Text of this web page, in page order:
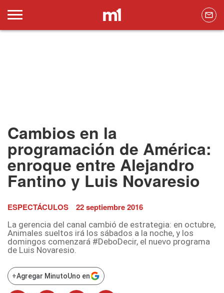
Cambios en la
programación de América:
enroque entre Alejandro
Fantino y Luis Novaresio
ESPECTÁCULOS 22 septiembre 2016
La gerencia del canal cambió de estrategia: en octubre,
Animales sueltos irá los sábados a la noche, y los
domingos comenzará #DeboDecir, el nuevo programa
de Luis Novaresio.
+Agregar MinutoUno en